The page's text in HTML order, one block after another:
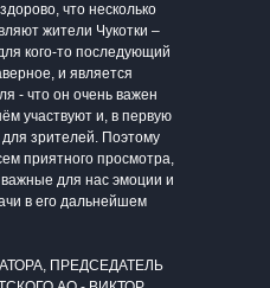
что несколько
жители Чукотки –
кого-то последующий
и является
- что он очень важен
участвуют и, в первую
зрителей. Поэтому
приятного просмотра,
для нас эмоции и
в его дальнейшем
ПРЕДСЕДАТЕЛЬ